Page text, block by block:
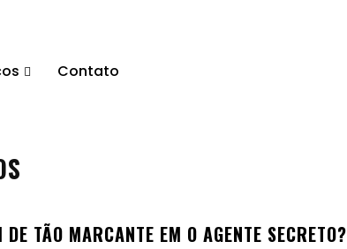
Contato
DE TÃO MARCANTE EM O AGENTE SECRETO?